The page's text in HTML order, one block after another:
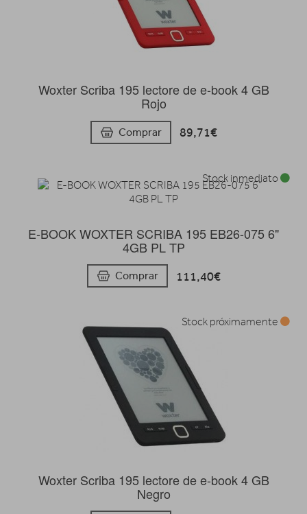
Woxter Scriba 195 lectore de e-book 4 GB
Rojo
Comprar 89,71€
E-BOOK WOXTER SCRIBA 195 EB26-075 6"
4GB PL TP
Comprar 111,40€
Stock inmediato
Woxter Scriba 195 lectore de e-book 4 GB
Negro
Stock próximamente